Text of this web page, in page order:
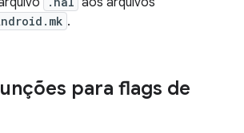
.
para flags de